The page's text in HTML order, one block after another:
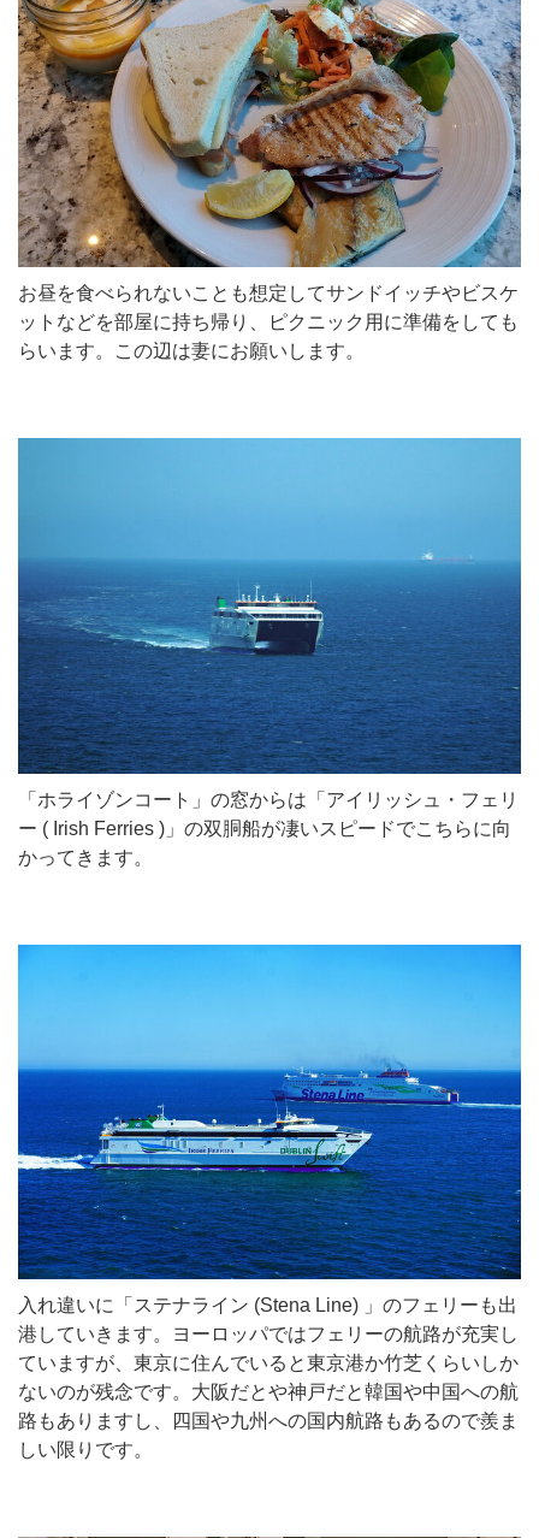
お昼を食べられないことも想定してサンドイッチやビスケ
ットなどを部屋に持ち帰り、ピクニック用に準備をしても
らいます。この辺は妻にお願いします。
「ホライゾンコート」の窓からは「アイリッシュ・フェリ
ー ( Irish Ferries )」の双胴船が凄いスピードでこちらに向
かってきます。
入れ違いに「ステナライン (Stena Line) 」のフェリーも出
港していきます。ヨーロッパではフェリーの航路が充実し
ていますが、東京に住んでいると東京港か竹芝くらいしか
ないのが残念です。大阪だとや神戸だと韓国や中国への航
路もありますし、四国や九州への国内航路もあるので羨ま
しい限りです。